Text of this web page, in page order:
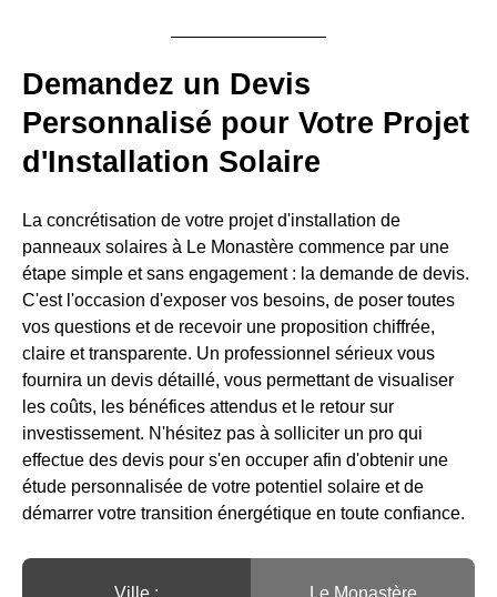
Demandez un Devis
Personnalisé pour Votre Projet
d'Installation Solaire
La concrétisation de votre projet d'installation de
panneaux solaires à Le Monastère commence par une
étape simple et sans engagement : la demande de devis.
C'est l'occasion d'exposer vos besoins, de poser toutes
vos questions et de recevoir une proposition chiffrée,
claire et transparente. Un professionnel sérieux vous
fournira un devis détaillé, vous permettant de visualiser
les coûts, les bénéfices attendus et le retour sur
investissement. N'hésitez pas à solliciter un pro qui
effectue des devis pour s'en occuper afin d'obtenir une
étude personnalisée de votre potentiel solaire et de
démarrer votre transition énergétique en toute confiance.
Ville :️ Le Monastère